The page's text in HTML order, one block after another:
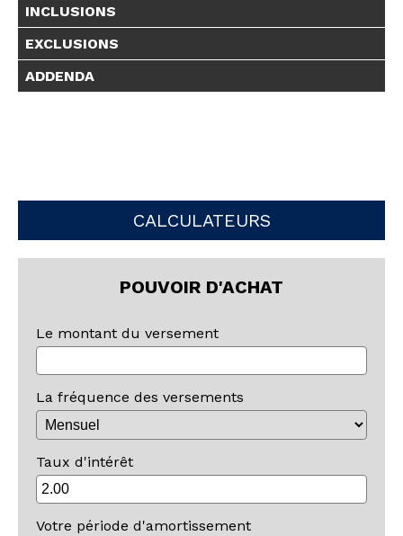
INCLUSIONS
EXCLUSIONS
ADDENDA
CALCULATEURS
POUVOIR D'ACHAT
Le montant du versement
La fréquence des versements
Taux d'intérêt
Votre période d'amortissement